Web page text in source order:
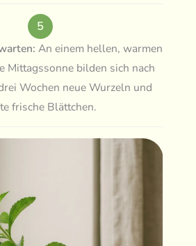
5
An einem hellen, warmen
Mittagssonne bilden sich nach
Wochen neue Wurzeln und
frische Blättchen.